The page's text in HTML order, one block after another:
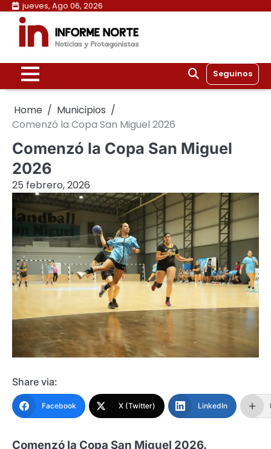
Skip
content
jueves, Ago 06, 2026
Seguinos
Home
Municipios
Comenzó la Copa San Miguel 2026
Comenzó la Copa San Miguel
2026
25 febrero, 2026
Share via:
Facebook X (Twitter) LinkedIn
Comenzó la Copa San Miguel 2026.